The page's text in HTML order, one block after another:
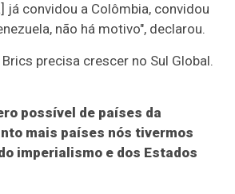
já convidou a Colômbia, convidou
não há motivo", declarou.
precisa crescer no Sul Global.
possível de países da
mais países nós tivermos
imperialismo e dos Estados